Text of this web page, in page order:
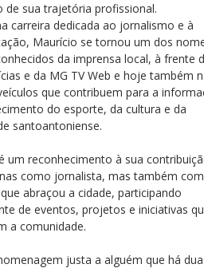
de sua trajetória profissional.
carreira dedicada ao jornalismo e à
Maurício se tornou um dos
da imprensa local, à frente
e da MG TV Web e hoje também
que contribuem para a
do esporte, da cultura e da
santoantoniense.
um reconhecimento à sua
como jornalista, mas também
abraçou a cidade, participando
de eventos, projetos e iniciativas
a comunidade.
justa a alguém que há